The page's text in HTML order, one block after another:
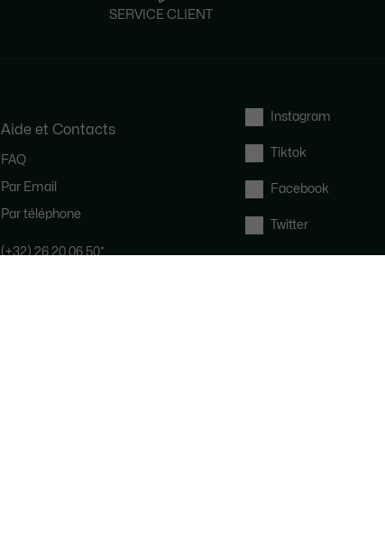
SERVICE CLIENT
Aide et Contacts
FAQ
Par Email
Par téléphone
(+32) 26 20 06 50*
Instagram
Tiktok
Facebook
Twitter